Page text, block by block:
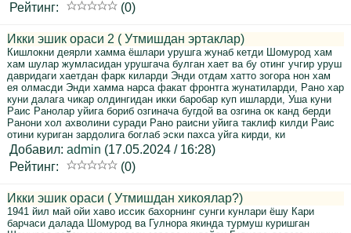
Рейтинг:
(0)
Икки эшик ораси 2 ( Утмишдан эртаклар)
Кишлокни деярли хамма ёшлари урушга жунаб кетди Шомурод хам
хам шулар жумласидан урушгача булган хает ва бу отинг учгир уруш
давридаги хаетдан фарк киларди Энди отдам хатто зогора нон хам
ея олмасди Энди хамма нарса факат фронтга жунатиларди, Рано хар
куни далага чикар олдингидан икки баробар куп ишларди, Уша куни
Раис Ранолар уйига бориб озгинача бугдой ва озгина ок канд берди
Ранони хол ахволини суради Рано раисни уйига таклиф килди Раис
отини куриган зардолига боглаб эски пахса уйга кирди, ки
Добавил: admin (17.05.2024 / 16:28)
Рейтинг:
(0)
Икки эшик ораси ( Утмишдан хикоялар?)
1941 йил май ойи хаво иссик бахорнинг сунги кунлари ёшу Кари
барчаси далада Шомурод ва Гулнора якинда турмуш куришган